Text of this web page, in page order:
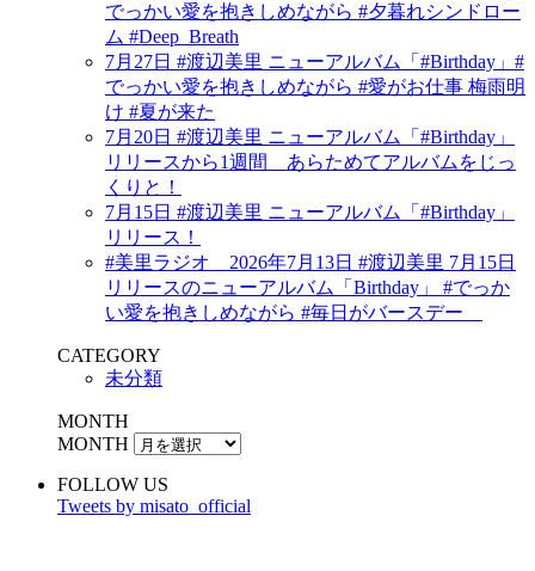
でっかい愛を抱きしめながら #夕暮れシンドロー
ム #Deep_Breath
7月27日 #渡辺美里 ニューアルバム「#Birthday」#
でっかい愛を抱きしめながら #愛がお仕事 梅雨明
け #夏が来た
7月20日 #渡辺美里 ニューアルバム「#Birthday」
リリースから1週間 あらためてアルバムをじっ
くりと！
7月15日 #渡辺美里 ニューアルバム「#Birthday」
リリース！
#美里ラジオ 2026年7月13日 #渡辺美里 7月15日
リリースのニューアルバム「Birthday」 #でっか
い愛を抱きしめながら #毎日がバースデー
CATEGORY
未分類
MONTH
MONTH
FOLLOW US
Tweets by misato_official